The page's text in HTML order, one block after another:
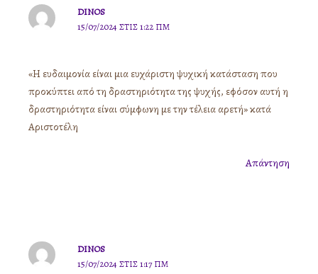
DINOS
15/07/2024 ΣΤΙΣ 1:22 ΠΜ
«Η ευδαιμονία είναι μια ευχάριστη ψυχική κατάσταση που
προκύπτει από τη δραστηριότητα της ψυχής, εφόσον αυτή η
δραστηριότητα είναι σύμφωνη με την τέλεια αρετή» κατά
Αριστοτέλη
Απάντηση
DINOS
15/07/2024 ΣΤΙΣ 1:17 ΠΜ